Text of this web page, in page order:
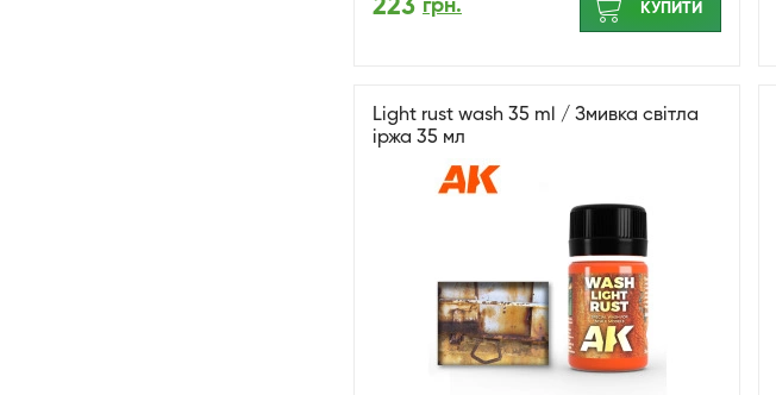
223 грн. КУПИТИ
Light rust wash 35 ml / Змивка світла
іржа 35 мл